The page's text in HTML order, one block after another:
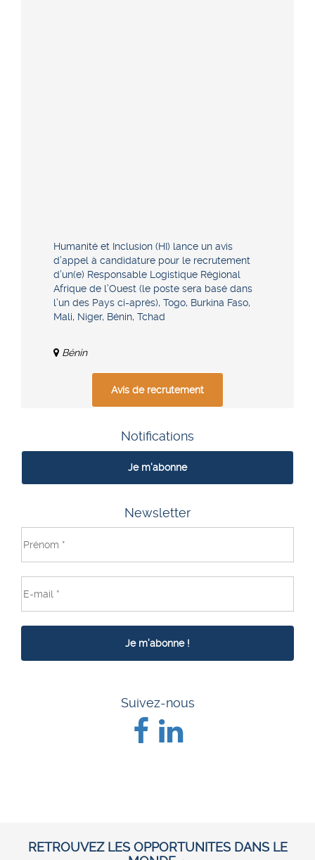
Humanité et Inclusion (HI) lance un avis
d’appel à candidature pour le recrutement
d’un(e) Responsable Logistique Régional
Afrique de l’Ouest (le poste sera basé dans
l’un des Pays ci-après), Togo, Burkina Faso,
Mali, Niger, Bénin, Tchad
Bénin
Avis de recrutement
Notifications
Je m'abonne
Newsletter
Suivez-nous
RETROUVEZ LES OPPORTUNITES DANS LE